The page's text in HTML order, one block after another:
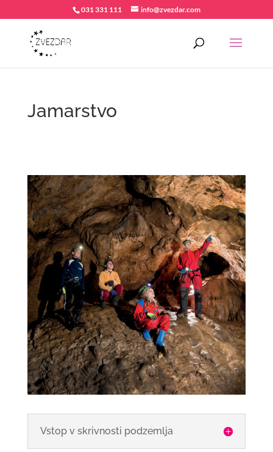
031 331 111 info@zvezdar.com
Jamarstvo
Vstop v skrivnosti podzemlja